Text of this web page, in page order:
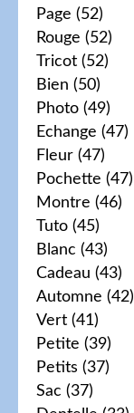
Page (52)
Rouge (52)
Tricot (52)
Bien (50)
Photo (49)
Echange (47)
Fleur (47)
Pochette (47)
Montre (46)
Tuto (45)
Blanc (43)
Cadeau (43)
Automne (42)
Vert (41)
Petite (39)
Petits (37)
Sac (37)